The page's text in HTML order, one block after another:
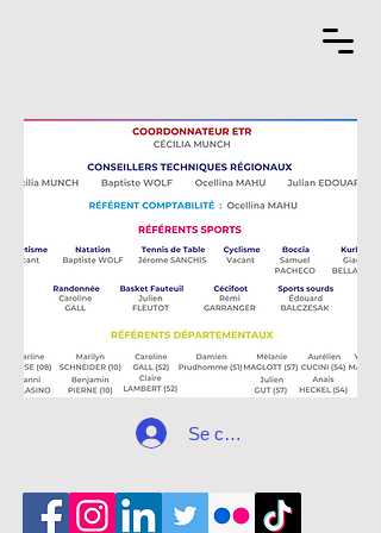
Se connecter